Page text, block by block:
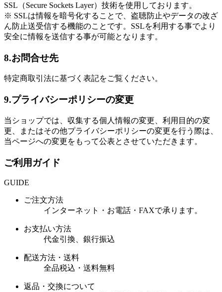
SSL（Secure Sockets Layer）技術を使用しております。
※ SSLは情報を暗号化することで、盗聴防止やデータの改ざ
ん防止送受信する機能のことです。SSLを利用する事でより
安全に情報を送信する事が可能となります。
8.お問合せ先
特定商取引法に基づく表記をご覧ください。
9.プライバシーポリシーの変更
当ショップでは、収集する個人情報の変更、利用目的の変
更、またはその他プライバシーポリシーの変更を行う際は、
当ページへの変更をもって公表とさせていただきます。
ご利用ガイド
GUIDE
ご注文方法
インターネット・お電話・FAXで承ります。
お支払い方法
代金引換、銀行振込
配送方法・送料
全品税込・送料無料
返品・交換について